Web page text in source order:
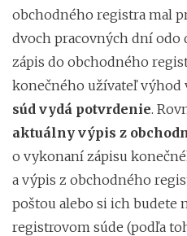
obchodného registra mal
dvoch pracovných dní odo
zápis do obchodného
konečného užívateľ výhod
súd vydá potvrdenie.
aktuálny výpis z
o vykonaní zápisu
a výpis z obchodného
poštou alebo si ich budete
registrovom súde (podľa